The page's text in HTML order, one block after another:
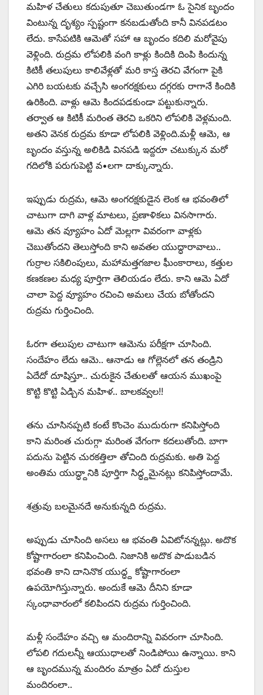
మహిళ చేతులు కదుపుతూ చెబుతుండగా ఓ సైనిక బృందం
వింటున్న దృశ్యం స్పష్టంగా కనబడుతోంది కానీ వినపడటం
లేదు. కాసేపటికి ఆమెతో సహా ఆ బృందం కదిలి మరోవైపు
వెళ్లింది. రుద్రమ లోపలికి వంగి కాళ్లు కిందికి దింపి కిందున్న
కిటికీ తలుపులు కాలివేళ్లతో మరి కాస్త తెరచి వేగంగా పైకి
ఎగిరి బయటకు వచ్చేసి అంగరక్షకులు దగ్గరకు రాగానే కిందికి
ఉరికింది. వాళ్లు ఆమె కిందపడకుండా పట్టుకున్నారు.
తర్వాత ఆ కిటికీ మరింత తెరచి ఒకరిని లోపలికి వెళ్లమంది.
అతని వెనక రుద్రమ కూడా లోపలికి వెళ్లింది.మళ్లీ ఆమె, ఆ
బృందం వస్తున్న అలికిడి వినపడి ఇద్దరూ చటుక్కున మరో
గదిలోకి పరుగుపెట్టి వ•లగా దాక్కున్నారు.
ఇప్పుడు రుద్రమ, ఆమె అంగరక్షకుడైన లెంక ఆ భవంతిలో
చాటుగా దాగి వాళ్ల మాటలు, ప్రణాళికలు వినసాగారు.
ఆమె తన వ్యూహం ఏదో మెల్లగా వివరంగా వాళ్లకు
చెబుతోందని తెలుస్తోంది కాని అవతల యుద్ధారావాలు..
గుర్రాల సకిలింపులు, మహామత్తగజాల ఘీంకారాలు, కత్తుల
కణకణల మధ్య పూర్తిగా తెలియడం లేదు. కాని ఆమె ఏదో
చాలా పెద్ద వ్యూహం రచించి అమలు చేయ బోతోందని
రుద్రమ గుర్తించింది.
ఓరగా తలుపుల చాటుగా ఆమెను పరీక్షగా చూసింది.
సందేహం లేదు ఆమె.. ఆనాడు ఆ గోల్లెనలో తన తండ్రిని
ఏదేదో దూషిస్తూ.. చురుకైన చేతులతో ఆయన ముఖంపై
కొట్టి కొట్టి ఏడ్చిన మహిళ.. బాలకవ్వల!!
తను చూసినప్పటి కంటే కొంచెం ముదురుగా కనిపిస్తోంది
కాని మరింత చురుగ్గా మరింత వేగంగా కదలుతోంది. బాగా
పదును పెట్టిన చురకత్తిలా తోచింది రుద్రమకు. అతి పెద్ద
అంతిమ యుద్ధ్దానికి పూర్తిగా సిద్ధ్దమైనట్లు కనిపిస్తోందామే.
శత్రువు బలమైనదే అనుకున్నది రుద్రమ.
అప్పుడు చూసింది అసలు ఆ భవంతి ఏవిటోనన్నట్లు. అదొక
కోష్టాగారంలా కనిపించింది. నిజానికి అదొక పాడుబడిన
భవంతి కాని దానినొక యుద్ధ్ద కోష్టాగారంలా
ఉపయోగిస్తున్నారు. అందుకే ఆమె దీనిని కూడా
స్కంధావారంలో కలిపిందని రుద్రమ గుర్తించింది.
మళ్లీ సందేహం వచ్చి ఆ మందిరాన్ని వివరంగా చూసింది.
లోపలి గదులన్నీ ఆయుధాలతో నిండిపోయి ఉన్నాయి. కాని
ఆ బృందమున్న మందిరం మాత్రం ఏదో దుస్తుల
మందిరంలా..